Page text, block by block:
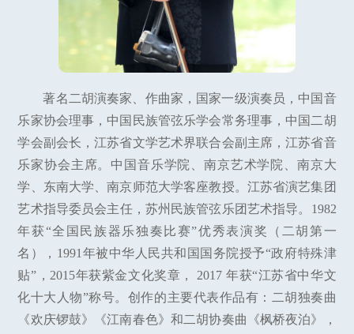
著名二胡演奏家、作曲家，国家一级演奏员，中国音
乐家协会理事，中国民族管弦乐学会常务理事，中国二胡
学会副会长，江苏省文学艺术界联合会副主席，江苏省音
乐家协会主席。中国音乐学院、南京艺术学院、南京大
学、东南大学、南京师范大学客座教授。江苏省演艺集团
艺术指导委员会主任，苏州民族管弦乐团艺术指导。1982
年获“全国民族器乐独奏比赛”优秀表演奖（二胡第一
名），1991年被中华人民共和国国务院授予“政府特殊津
贴”，2015年获紫金文化奖章， 2017 年获“江苏省中华文
化十大人物”称号。创作的主要代表作品有：二胡独奏曲
《欢庆锣鼓》《江南春色》和二胡协奏曲《枫桥夜泊》，